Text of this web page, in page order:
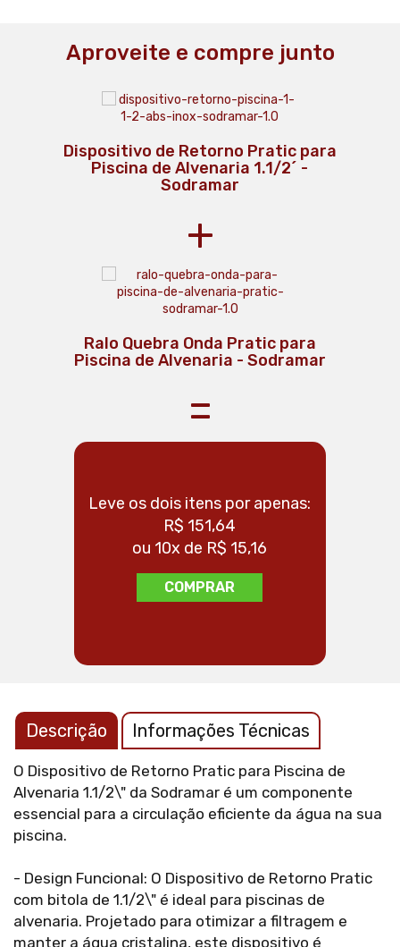
Aproveite e compre junto
Dispositivo de Retorno Pratic para
Piscina de Alvenaria 1.1/2´ -
Sodramar
+
Ralo Quebra Onda Pratic para
Piscina de Alvenaria - Sodramar
para Piscina de Alvenaria 1.1/2´ -
Sodramar
Cerdas de Nylon 44cm - Sodramar
=
Leve os dois itens por apenas:
R$ 151,64
ou 10x de R$ 15,16
COMPRAR
Descrição Informações Técnicas
O Dispositivo de Retorno Pratic para Piscina de
Alvenaria 1.1/2\" da Sodramar é um componente
essencial para a circulação eficiente da água na sua
piscina.
- Design Funcional: O Dispositivo de Retorno Pratic
com bitola de 1.1/2\" é ideal para piscinas de
alvenaria. Projetado para otimizar a filtragem e
manter a água cristalina, este dispositivo é